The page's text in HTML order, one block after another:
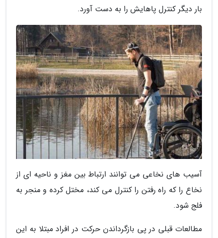
بار دیگر کنترل پاهایش را به دست آورد.
آسیب های نخاعی می توانند ارتباط بین مغز و ناحیه ای از
نخاع را که راه رفتن را کنترل می کند، مختل کرده و منجر به
فلج شود.
مطالعات قبلی در پی بازگرداندن حرکت در افراد مبتلا به این